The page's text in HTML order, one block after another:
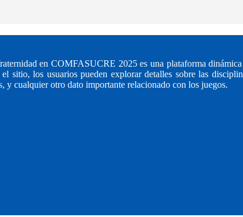
en COMFASUCRE 2025 es una plataforma dinámica
sitio, los usuarios pueden explorar detalles sobre las
y cualquier otro dato importante relacionado con los juegos.